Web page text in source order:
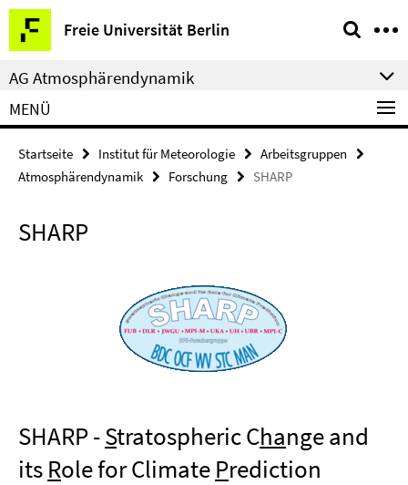
Springe
direkt
zu
Inhalt
Freie Universität Berlin
Service-
Navigation
AG Atmosphärendynamik
MENÜ
Startseite Institut für Meteorologie
Arbeitsgruppen
Atmosphärendynamik
Forschung SHARP
SHARP
SHARP -Stratospheric Change and
its Role for Climate Prediction